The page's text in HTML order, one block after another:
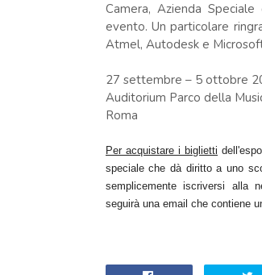
Camera, Azienda
evento. Un particolare
Atmel, Autodesk e
27 settembre – 5 ottobre
Auditorium Parco della
Roma
Per acquistare i biglietti
speciale che dà diritto a uno
semplicemente iscriversi alla
seguirà una email che contiene